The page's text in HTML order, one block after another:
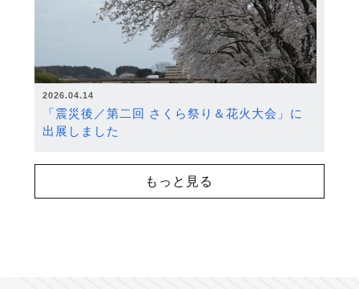
2026.04.14
「震災後／第二回 さくら祭り＆花火大会」に
出展しました
もっと見る